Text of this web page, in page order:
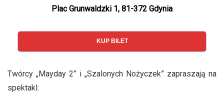
Plac Grunwaldzki 1, 81-372 Gdynia
KUP BILET
Twórcy „Mayday 2” i „Szalonych Nożyczek” zapraszają na
spektakl: